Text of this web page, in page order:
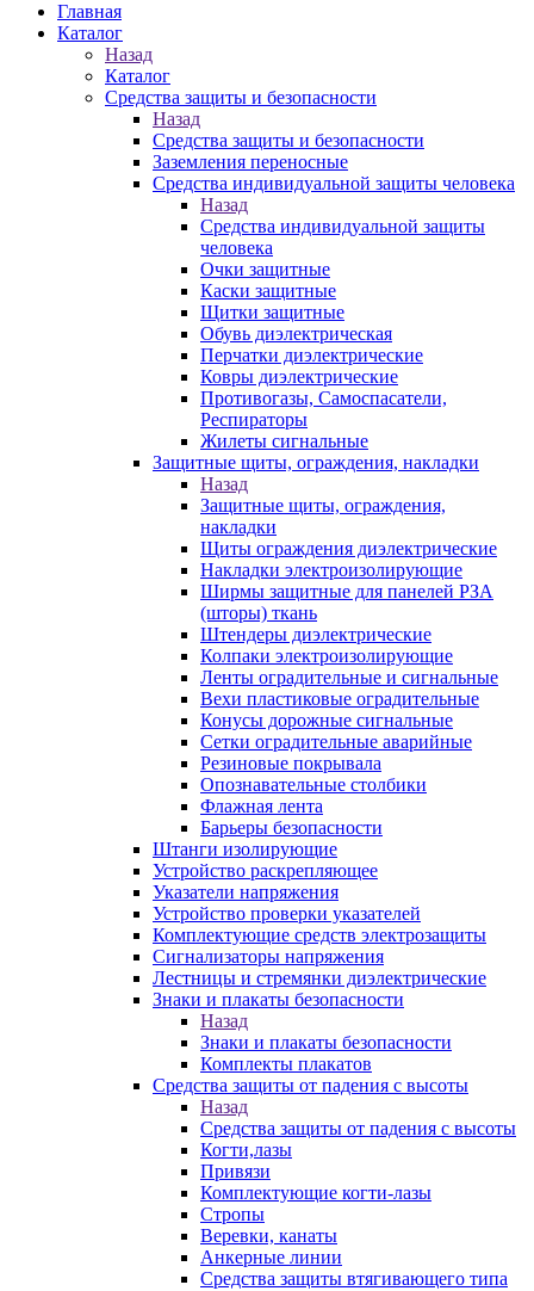
Главная
Каталог
Назад
Каталог
Средства защиты и безопасности
Назад
Средства защиты и безопасности
Заземления переносные
Средства индивидуальной защиты человека
Назад
Средства индивидуальной защиты
человека
Очки защитные
Каски защитные
Щитки защитные
Обувь диэлектрическая
Перчатки диэлектрические
Ковры диэлектрические
Противогазы, Самоспасатели,
Респираторы
Жилеты сигнальные
Защитные щиты, ограждения, накладки
Назад
Защитные щиты, ограждения,
накладки
Щиты ограждения диэлектрические
Накладки электроизолирующие
Ширмы защитные для панелей РЗА
(шторы) ткань
Штендеры диэлектрические
Колпаки электроизолирующие
Ленты оградительные и сигнальные
Вехи пластиковые оградительные
Конусы дорожные сигнальные
Сетки оградительные аварийные
Резиновые покрывала
Опознавательные столбики
Флажная лента
Барьеры безопасности
Штанги изолирующие
Устройство раскрепляющее
Указатели напряжения
Устройство проверки указателей
Комплектующие средств электрозащиты
Сигнализаторы напряжения
Лестницы и стремянки диэлектрические
Знаки и плакаты безопасности
Назад
Знаки и плакаты безопасности
Комплекты плакатов
Средства защиты от падения с высоты
Назад
Средства защиты от падения с высоты
Когти,лазы
Привязи
Комплектующие когти-лазы
Стропы
Веревки, канаты
Анкерные линии
Средства защиты втягивающего типа